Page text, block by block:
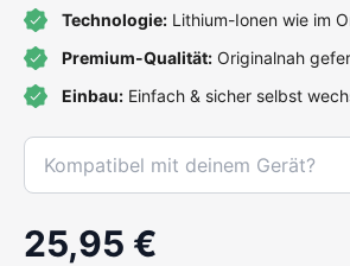
Technologie: Lithium-Ionen wie im
Premium-Qualität: Originalnah
Einbau: Einfach & sicher selbst
25,95 €